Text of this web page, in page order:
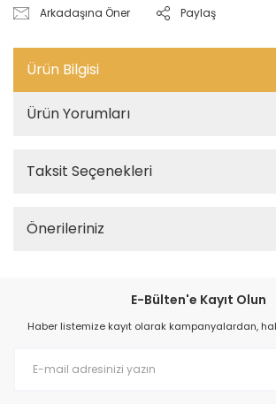
Arkadaşına Öner Paylaş
Ürün Bilgisi
Ürün Yorumları
Taksit Seçenekleri
Önerileriniz
E-Bülten'e Kayıt Olun
Haber listemize kayıt olarak kampanyalardan,